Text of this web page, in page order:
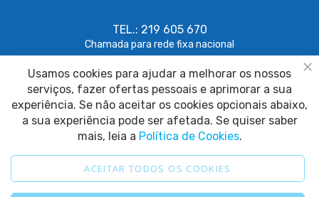
TEL.: 219 605 670
Chamada para rede fixa nacional
geral@papagaiosempenas.com
2025 © Papagaio sem Penas. Todos os direitos reservados.
Usamos cookies para ajudar a melhorar os nossos
serviços, fazer ofertas pessoais e aprimorar a sua
experiência. Se não aceitar os cookies opcionais abaixo,
a sua experiência pode ser afetada. Se quiser saber
mais, leia a Política de Cookies.
ACEITAR TODOS OS COOKIES